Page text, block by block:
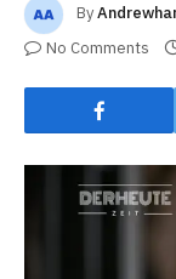
By
No Comments